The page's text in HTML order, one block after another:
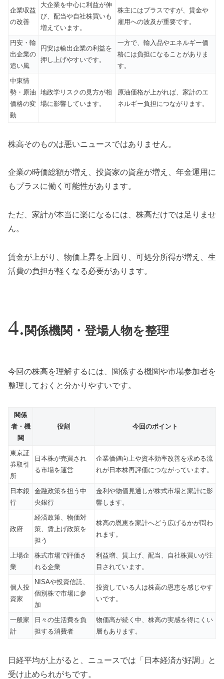
企業収益
の改善
大企業を中心に利益が伸
び、配当や自社株買いも
増えています。
株主にはプラスですが、賃金や
雇用への波及が重要です。
円安・輸
出企業の
追い風
円安は輸出企業の利益を
押し上げやすいです。
一方で、輸入品やエネルギー価
格には負担になることがありま
す。
中東情
勢・原油
価格の変
動
地政学リスクの見方が相
場に影響しています。
原油価格が上がれば、家計のエ
ネルギー負担につながります。
株高そのものは悪いニュースではありません。
企業の時価総額が増え、投資家の資産が増え、年金運用に
もプラスに働く可能性があります。
ただ、家計が本当に楽になるには、株高だけでは足りませ
ん。
賃金が上がり、物価上昇を上回り、可処分所得が増え、生
活費の負担が軽くなる必要があります。
関係機関・登場人物を整理
今回の株高を理解するには、関係する機関や市場参加者を
整理しておくと分かりやすいです。
関係
者・機
関
役割 今回のポイント
東京証
券取引
所
日本株が売買され
る市場を運営
企業価値向上や資本効率改善を求める流
れが日本株再評価につながっています。
日本銀
行
金融政策を担う中
央銀行
金利や物価見通しが株式市場と家計に影
響します。
政府
経済政策、物価対
策、賃上げ政策を
担う
株高の恩恵を家計へどう広げるかが問わ
れます。
上場企
業
株式市場で評価さ
れる企業
利益増、賃上げ、配当、自社株買いが注
目されています。
個人投
資家
NISAや投資信託、
個別株で市場に参
加
投資している人は株高の恩恵を感じやす
いです。
一般家
計
日々の生活費を負
担する消費者
物価高が続く中、株高の実感を得にくい
層もあります。
日経平均が上がると、ニュースでは「日本経済が好調」と
受け止められがちです。